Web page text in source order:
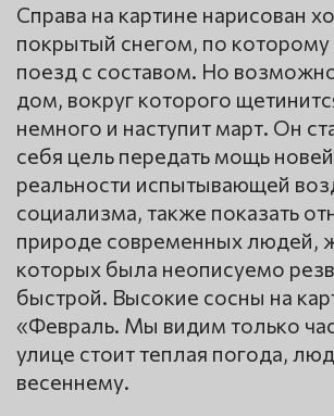
Справа на картине нарисован
покрытый снегом, по которому
поезд с составом. Но
дом, вокруг которого
немного и наступит март. Он
себя цель передать мощь
реальности испытывающей
социализма, также показать
природе современных людей,
которых была неописуемо
быстрой. Высокие сосны на
«Февраль. Мы видим только
улице стоит теплая погода,
весеннему.